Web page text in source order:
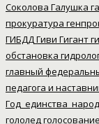
Соколова Галушка
прокуратура
ГИБДДГиви Гигант
обстановка
главный
педагога и
гололедголосование